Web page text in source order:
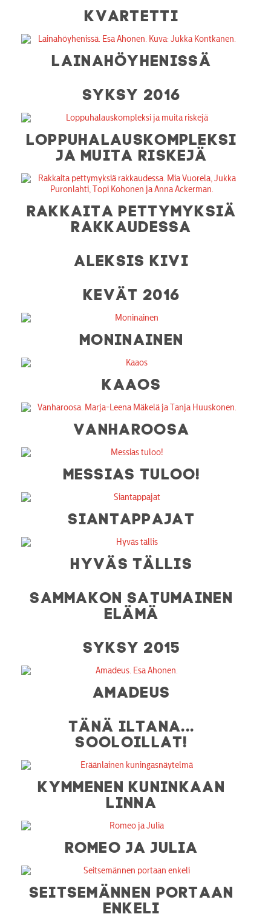
KVARTETTI
LAINAHÖYHENISSÄ
SYKSY 2016
LOPPUHALAUSKOMPLEKSI
JA MUITA RISKEJÄ
RAKKAITA PETTYMYKSIÄ
RAKKAUDESSA
ALEKSIS KIVI
KEVÄT 2016
MONINAINEN
KAAOS
VANHAROOSA
MESSIAS TULOO!
SIANTAPPAJAT
HYVÄS TÄLLIS
SAMMAKON SATUMAINEN
ELÄMÄ
SYKSY 2015
AMADEUS
TÄNÄ ILTANA...
SOOLOILLAT!
KYMMENEN KUNINKAAN
LINNA
ROMEO JA JULIA
SEITSEMÄNNEN PORTAAN
ENKELI